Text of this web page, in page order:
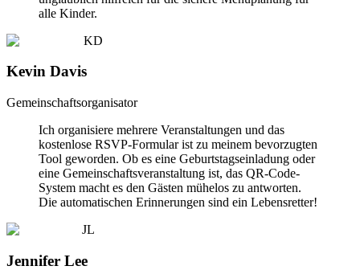
alle Kinder.
KD
Kevin Davis
Gemeinschaftsorganisator
Ich organisiere mehrere Veranstaltungen und das
kostenlose RSVP-Formular ist zu meinem bevorzugten
Tool geworden. Ob es eine Geburtstagseinladung oder
eine Gemeinschaftsveranstaltung ist, das QR-Code-
System macht es den Gästen mühelos zu antworten.
Die automatischen Erinnerungen sind ein Lebensretter!
JL
Jennifer Lee